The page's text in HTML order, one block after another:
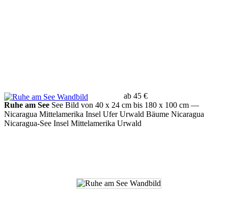
ab 45 €
Ruhe am See See Bild von 40 x 24 cm bis 180 x 100 cm —
Nicaragua Mittelamerika Insel Ufer Urwald Bäume Nicaragua
Nicaragua-See Insel Mittelamerika Urwald